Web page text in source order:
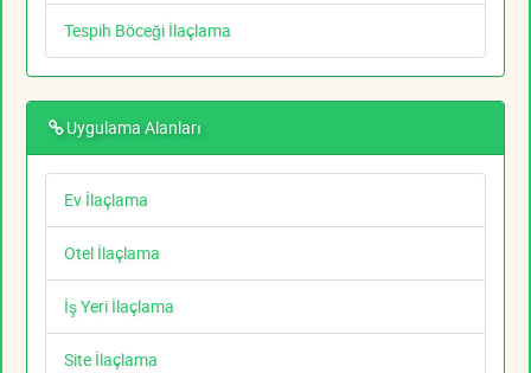
Tespih Böceği İlaçlama
Uygulama Alanları
Ev İlaçlama
Otel İlaçlama
İş Yeri İlaçlama
Site İlaçlama